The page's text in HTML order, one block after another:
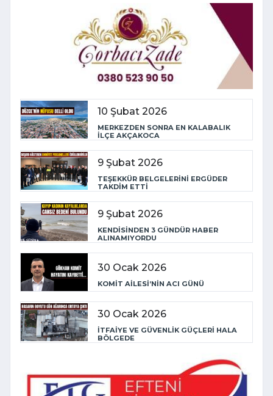
10 Şubat 2026
MERKEZDEN SONRA EN KALABALIK
İLÇE AKÇAKOCA
9 Şubat 2026
TEŞEKKÜR BELGELERİNİ ERGÜDER
TAKDİM ETTİ
9 Şubat 2026
KENDİSİNDEN 3 GÜNDÜR HABER
ALINAMIYORDU
30 Ocak 2026
KOMİT AİLESİ’NİN ACI GÜNÜ
30 Ocak 2026
İTFAİYE VE GÜVENLİK GÜÇLERİ HALA
BÖLGEDE